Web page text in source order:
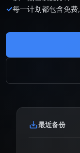
✓每一计划都包含免费,
最近备份